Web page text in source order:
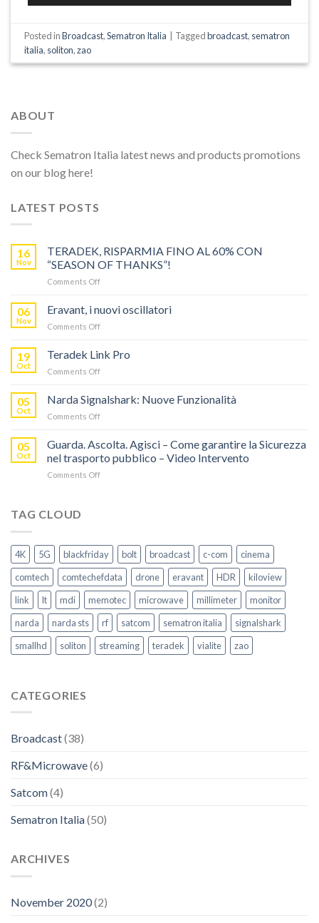
Posted inBroadcast,Sematron Italia | Taggedbroadcast, sematron
italia, soliton,zao
ABOUT
Check Sematron Italia latest news and products promotions
on our blog here!
LATEST POSTS
16
Nov
TERADEK, RISPARMIA FINO AL 60% CON
“SEASON OF THANKS”!
Comments Offon
RISPARMIA
CON
06
Nov
Eravant, i nuovi oscillatori
Comments Offon
19
Oct
Teradek Link Pro
Comments Offon
Link
05
Oct
Narda Signalshark: Nuove Funzionalità
Comments Offon
Signalshark:
Funzionalità
05
Oct
Guarda. Ascolta. Agisci – Come garantire la Sicurezza
nel trasporto pubblico – Video Intervento
Comments Offon
garantire
la
Sicurezza
nel
trasporto
pubblico
–
Video
Intervento
TAG CLOUD
4K 5G blackfriday bolt broadcast c-com
cinema
comtech
comtechefdata drone eravant HDR
kiloview
link
lt mdi memotec microwave millimeter
monitor
narda
narda sts rf satcom sematron italia
signalshark
smallhd
soliton streaming teradek vialite zao
CATEGORIES
Broadcast(38)
RF&Microwave(6)
Satcom(4)
Sematron Italia(50)
ARCHIVES
November 2020(2)